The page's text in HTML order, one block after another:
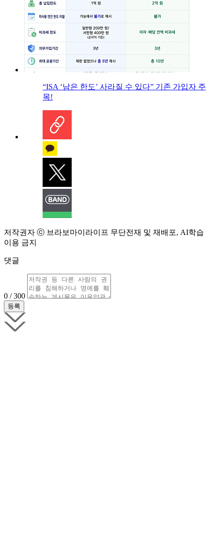
“ISA ‘남은 한도’ 사라질 수 있다” 기존 가입자 주
목!
저작권자 ⓒ 브라보마이라이프 무단전재 및 재배포, AI학습
이용 금지
댓글
0 / 300